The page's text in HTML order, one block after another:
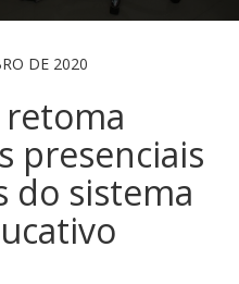
DE 2020
retoma
presenciais
do sistema